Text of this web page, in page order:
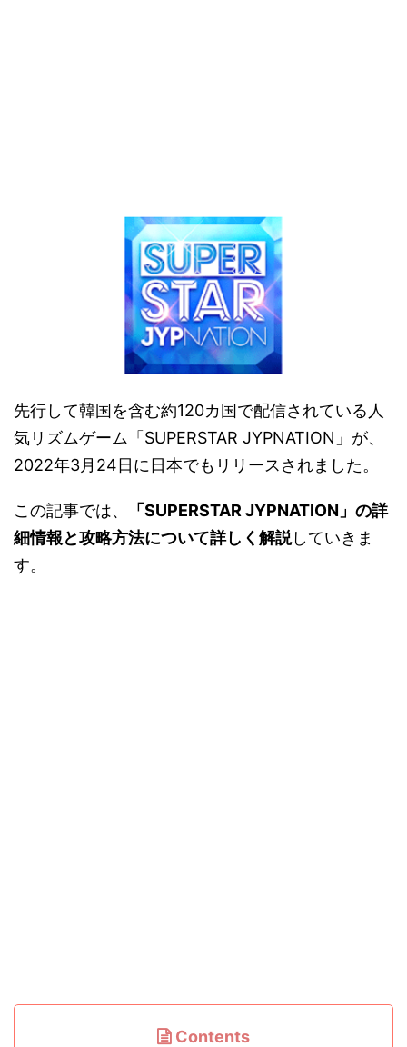
先行して韓国を含む約120カ国で配信されている人
気リズムゲーム「SUPERSTAR JYPNATION」が、
2022年3月24日に日本でもリリースされました。
この記事では、
「SUPERSTAR JYPNATION」の詳
細情報と攻略方法について詳しく解説していきま
す。
Contents